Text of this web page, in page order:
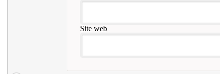
Site web